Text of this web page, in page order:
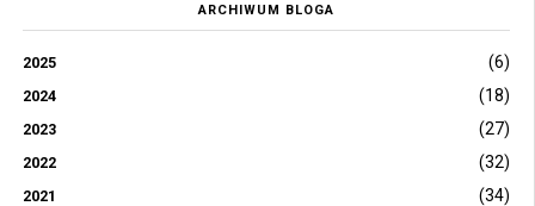
ARCHIWUM BLOGA
2025 (6)
2024 (18)
2023 (27)
2022 (32)
2021 (34)